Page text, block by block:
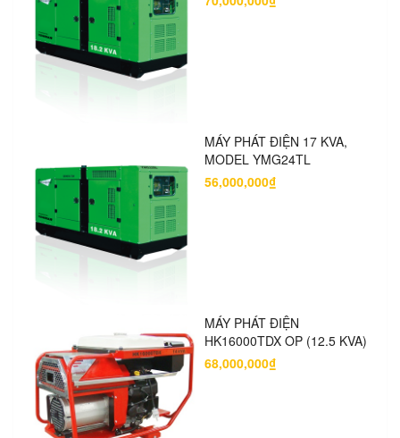
MÁY PHÁT ĐIỆN 17 KVA,
MODEL YMG24TL
56,000,000₫
MÁY PHÁT ĐIỆN
HK16000TDX OP (12.5 KVA)
68,000,000₫